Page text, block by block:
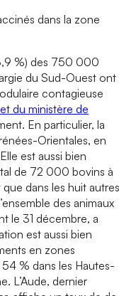
dans la zone
%) des 750 000
du Sud-Ouest ont
contagieuse
du ministère de
En particulier, la
Orientales, en
est aussi bien
de 72 000 bovins à
dans les huit autres
des animaux
le 31 décembre, a
est aussi bien
en zones
% dans les Hautes-
L’Aude, dernier